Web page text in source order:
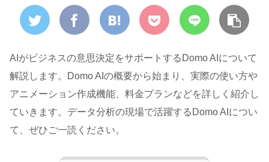
AIがビジネスの意思決定をサポートするDomo AIについて
解説します。Domo AIの概要から始まり、実際の使い方や
アニメーション作成機能、料金プランなどを詳しく紹介し
ていきます。データ分析の現場で活躍するDomo AIについ
て、ぜひご一読ください。